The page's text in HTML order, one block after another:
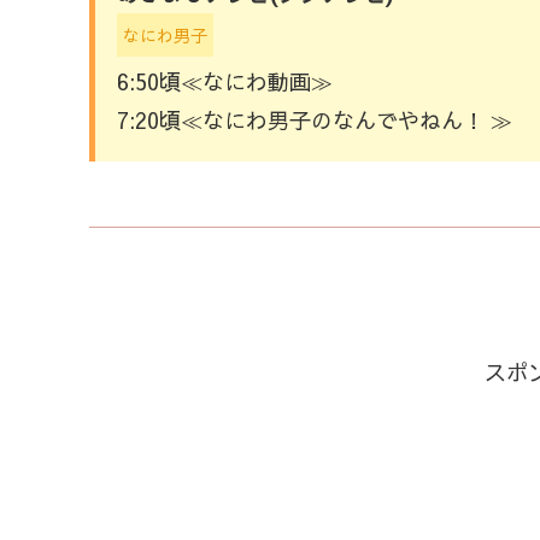
なにわ男子
6:50頃≪なにわ動画≫
7:20頃≪なにわ男子のなんでやねん！ ≫
スポ